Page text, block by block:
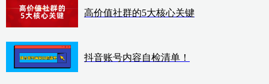
高价值社群的5大核心关键
抖音账号内容自检清单！